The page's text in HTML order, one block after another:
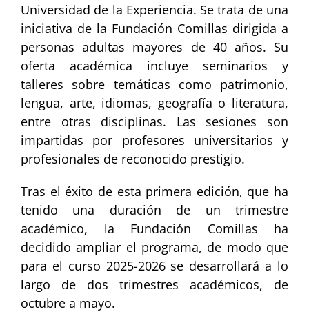
Universidad de la Experiencia. Se trata de una
iniciativa de la Fundación Comillas dirigida a
personas adultas mayores de 40 años. Su
oferta académica incluye seminarios y
talleres sobre temáticas como patrimonio,
lengua, arte, idiomas, geografía o literatura,
entre otras disciplinas. Las sesiones son
impartidas por profesores universitarios y
profesionales de reconocido prestigio.
Tras el éxito de esta primera edición, que ha
tenido una duración de un trimestre
académico, la Fundación Comillas ha
decidido ampliar el programa, de modo que
para el curso 2025-2026 se desarrollará a lo
largo de dos trimestres académicos, de
octubre a mayo.